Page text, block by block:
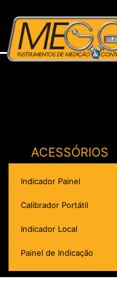
ACESSÓRIOS
Indicador Painel
Calibrador Portátil
Indicador Local
Painel de Indicação